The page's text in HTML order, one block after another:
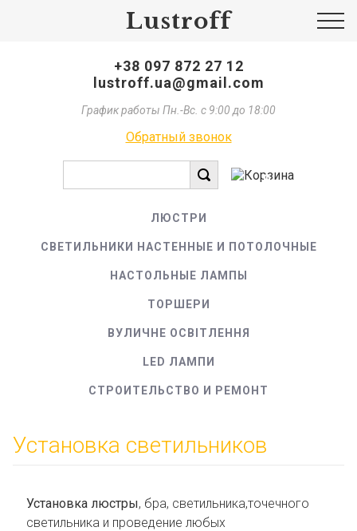
Lustroff
+38 097 872 27 12
lustroff.ua@gmail.com
График работы Пн.-Вс. с 9:00 до 18:00
Обратный звонок
0
ЛЮСТРИ
СВЕТИЛЬНИКИ НАСТЕННЫЕ И ПОТОЛОЧНЫЕ
НАСТОЛЬНЫЕ ЛАМПЫ
ТОРШЕРИ
ВУЛИЧНЕ ОСВІТЛЕННЯ
LED ЛАМПИ
СТРОИТЕЛЬСТВО И РЕМОНТ
Установка светильников
Установка люстры, бра, светильника,точечного
светильника и проведение любых